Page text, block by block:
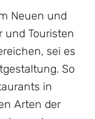
Neuen und
und Touristen
sei es
So
in
Arten der